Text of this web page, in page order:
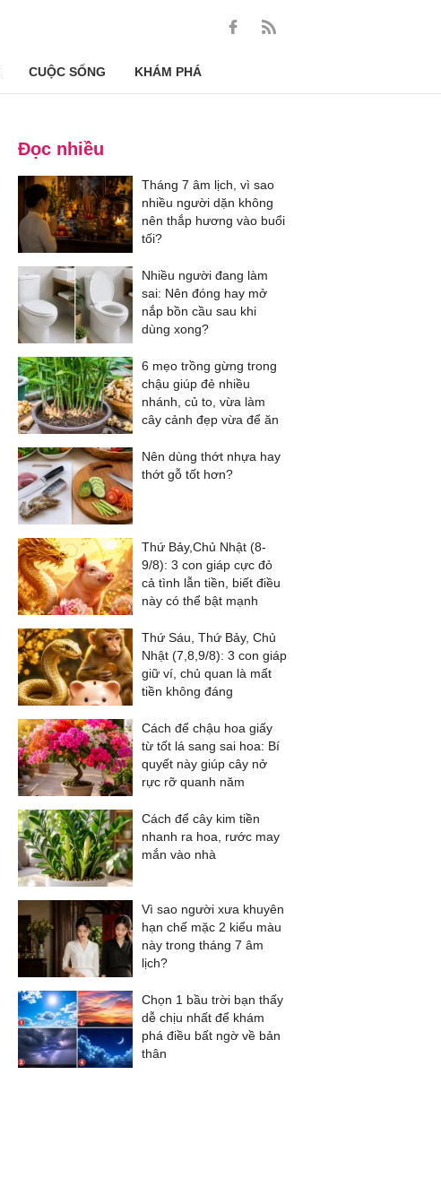
CUỘC SỐNG KHÁM PHÁ
Đọc nhiều
Tháng 7 âm lịch, vì sao
nhiều người dặn không
nên thắp hương vào buổi
tối?
Nhiều người đang làm
sai: Nên đóng hay mở
nắp bồn cầu sau khi
dùng xong?
6 mẹo trồng gừng trong
chậu giúp đẻ nhiều
nhánh, củ to, vừa làm
cây cảnh đẹp vừa để ăn
Nên dùng thớt nhựa hay
thớt gỗ tốt hơn?
Thứ Bảy,Chủ Nhật (8-
9/8): 3 con giáp cực đỏ
cả tình lẫn tiền, biết điều
này có thể bật mạnh
Thứ Sáu, Thứ Bảy, Chủ
Nhật (7,8,9/8): 3 con giáp
giữ ví, chủ quan là mất
tiền không đáng
Cách để chậu hoa giấy
từ tốt lá sang sai hoa: Bí
quyết này giúp cây nở
rực rỡ quanh năm
Cách để cây kim tiền
nhanh ra hoa, rước may
mắn vào nhà
Vì sao người xưa khuyên
hạn chế mặc 2 kiểu màu
này trong tháng 7 âm
lịch?
Chọn 1 bầu trời bạn thấy
dễ chịu nhất để khám
phá điều bất ngờ về bản
thân